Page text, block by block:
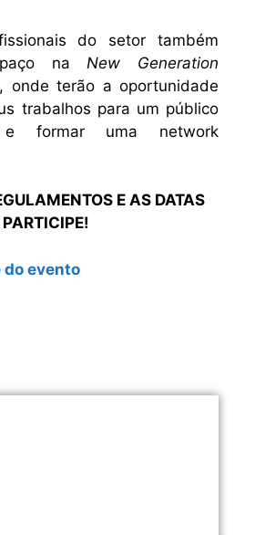
do setor também
na New Generation
onde terão a oportunidade
trabalhos para um público
e formar uma network
E AS DATAS
do evento